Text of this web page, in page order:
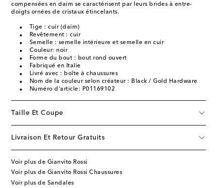
compensées en daim se caractérisent par leurs brides à entre-
doigts ornées de cristaux étincelants.
Tige : cuir (daim)
Revêtement : cuir
Semelle : semelle intérieure et semelle en cuir
Couleur: noir
Forme du bout : bout rond ouvert
Fabriqué en Italie
Livré avec : boîte à chaussures
Nom de la couleur selon créateur : Black / Gold Hardware
Numéro d'article: P01169102
Taille Et Coupe
Livraison Et Retour Gratuits
Voir plus de Gianvito Rossi
Voir plus de Gianvito Rossi Chaussures
Voir plus de Sandales